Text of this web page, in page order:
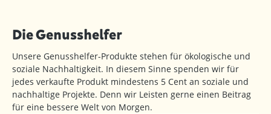
Die Genusshelfer
Unsere Genusshelfer-Produkte stehen für ökologische und
soziale Nachhaltigkeit. In diesem Sinne spenden wir für
jedes verkaufte Produkt mindestens 5 Cent an soziale und
nachhaltige Projekte. Denn wir Leisten gerne einen Beitrag
für eine bessere Welt von Morgen.